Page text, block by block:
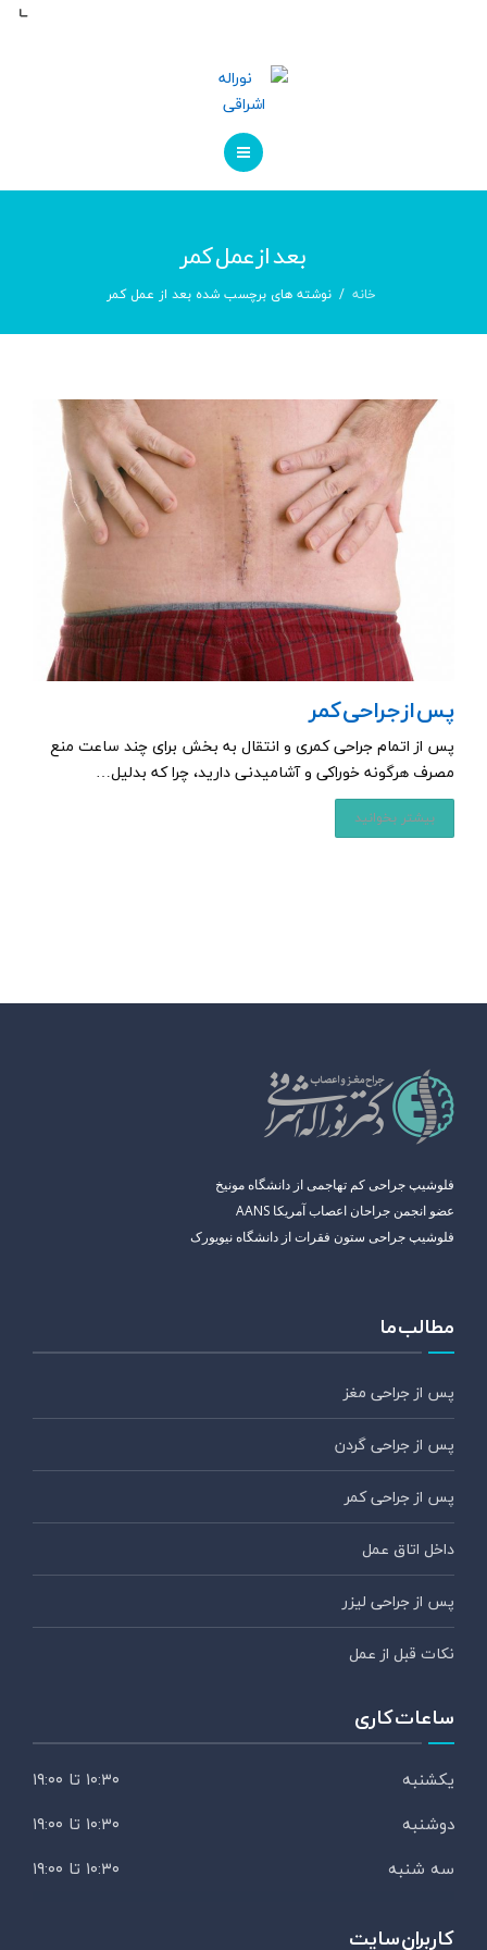
تماس با ما
درباره ما
تماس با ما
بعد از عمل کمر
خانه نوشته های برچسب شده بعد از عمل کمر
پس از جراحی کمر
پس از اتمام جراحی کمری و انتقال به بخش برای چند ساعت منع
مصرف هرگونه خوراکی و آشامیدنی دارید، چرا که بدلیل…
بیشتر بخوانید
فلوشیپ جراحی کم تهاجمی از دانشگاه مونیخ
عضو انجمن جراحان اعصاب آمریکا AANS
فلوشیپ جراحی ستون فقرات از دانشگاه نیویورک
مطالب ما
پس از جراحی مغز
پس از جراحی گردن
پس از جراحی کمر
داخل اتاق عمل
پس از جراحی لیزر
نکات قبل از عمل
ساعات کاری
یکشنبه
۱۰:۳۰ تا ۱۹:۰۰
دوشنبه
۱۰:۳۰ تا ۱۹:۰۰
سه شنبه
۱۰:۳۰ تا ۱۹:۰۰
کاربران سایت